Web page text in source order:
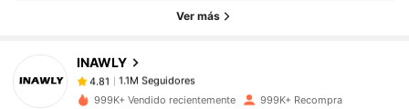
Ver más
INAWLY
4.81
1.1M Seguidores
k***t pagóHace 16 horas
999K+ Vendido recientemente 999K+ Recompra